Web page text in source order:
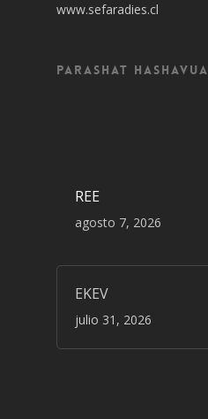
www.sefaradies.cl
Parashat Hashavua
REE
agosto 7, 2026
EKEV
julio 31, 2026